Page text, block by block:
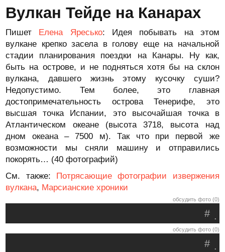
Вулкан Тейде на Канарах
Пишет Елена Яресько: Идея побывать на этом
вулкане крепко засела в голову еще на начальной
стадии планирования поездки на Канары. Ну как,
быть на острове, и не подняться хотя бы на склон
вулкана, давшего жизнь этому кусочку суши?
Недопустимо. Тем более, это главная
достопримечательность острова Тенерифе, это
высшая точка Испании, это высочайшая точка в
Атлантическом океане (высота 3718, высота над
дном океана – 7500 м). Так что при первой же
возможности мы сняли машину и отправились
покорять… (40 фотографий)
См. также: Потрясающие фотографии извержения
вулкана, Марсианские хроники
обсудить фото (0)
.
#
обсудить фото (0)
.
#